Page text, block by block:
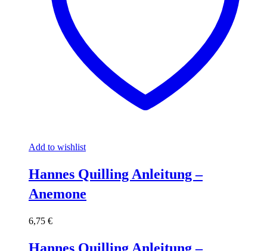
Add to wishlist
Hannes Quilling Anleitung –
Anemone
6,75 €